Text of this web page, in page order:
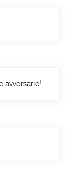
avversario!